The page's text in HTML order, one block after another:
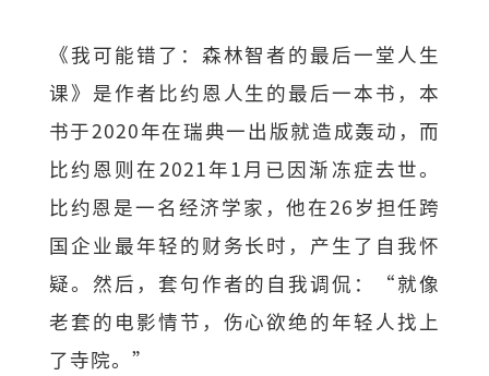
《我可能错了：森林智者的最后一堂人生
课》是作者比约恩人生的最后一本书，本
书于2020年在瑞典一出版就造成轰动，而
比约恩则在2021年1月已因渐冻症去世。
比约恩是一名经济学家，他在26岁担任跨
国企业最年轻的财务长时，产生了自我怀
疑。然后，套句作者的自我调侃：“就像
老套的电影情节，伤心欲绝的年轻人找上
了寺院。”